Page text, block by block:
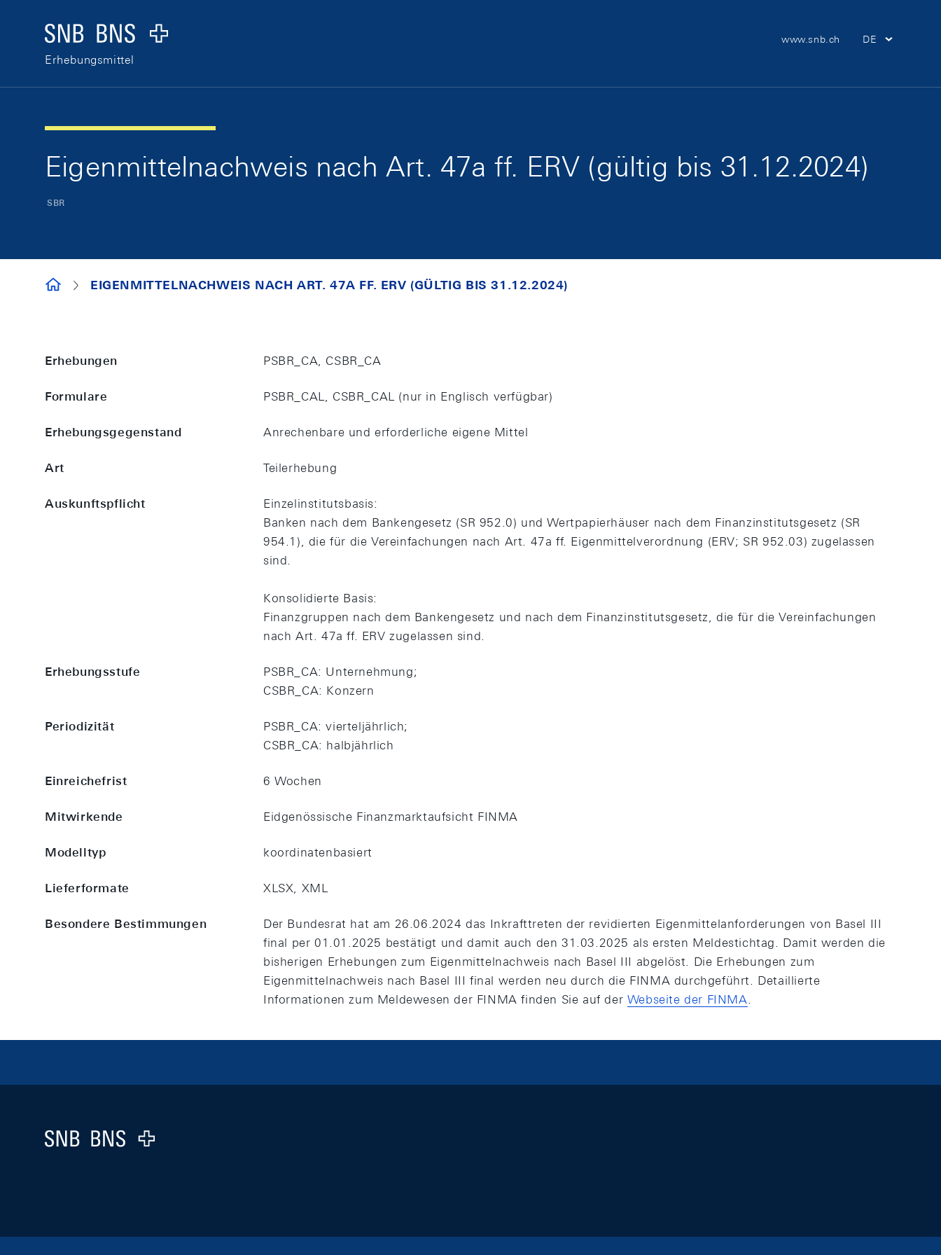
Logo
Erhebungsmittel
Meta Navigation
www.snb.ch DE
Eigenmittelnachweis nach Art. 47a ff. ERV (gültig bis 31.12.2024)
SBR
ERHEBUNGSMITTEL
EIGENMITTELNACHWEIS NACH ART. 47A FF. ERV (GÜLTIG BIS 31.12.2024)
Erhebungen PSBR_CA, CSBR_CA
Formulare PSBR_CAL, CSBR_CAL (nur in Englisch verfügbar)
Erhebungsgegenstand Anrechenbare und erforderliche eigene Mittel
Art Teilerhebung
Auskunftspflicht
Einzelinstitutsbasis:
Banken nach dem Bankengesetz (SR 952.0) und Wertpapierhäuser nach dem Finanzinstitutsgesetz (SR
954.1), die für die Vereinfachungen nach Art. 47a ff. Eigenmittelverordnung (ERV; SR 952.03) zugelassen
sind.
Konsolidierte Basis:
Finanzgruppen nach dem Bankengesetz und nach dem Finanzinstitutsgesetz, die für die Vereinfachungen
nach Art. 47a ff. ERV zugelassen sind.
Erhebungsstufe
PSBR_CA: Unternehmung;
CSBR_CA: Konzern
Periodizität
PSBR_CA: vierteljährlich;
CSBR_CA: halbjährlich
Einreichefrist 6 Wochen
Mitwirkende Eidgenössische Finanzmarktaufsicht FINMA
Modelltyp koordinatenbasiert
Lieferformate XLSX, XML
Besondere Bestimmungen
Der Bundesrat hat am 26.06.2024 das Inkrafttreten der revidierten Eigenmittelanforderungen von Basel III
final per 01.01.2025 bestätigt und damit auch den 31.03.2025 als ersten Meldestichtag. Damit werden die
bisherigen Erhebungen zum Eigenmittelnachweis nach Basel III abgelöst. Die Erhebungen zum
Eigenmittelnachweis nach Basel III final werden neu durch die FINMA durchgeführt. Detaillierte
Informationen zum Meldewesen der FINMA finden Sie auf der Webseite der FINMA
Logo